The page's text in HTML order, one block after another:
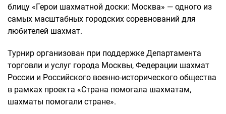
блицу «Герои шахматной доски: Москва» — одного из
самых масштабных городских соревнований для
любителей шахмат.
Турнир организован при поддержке Департамента
торговли и услуг города Москвы, Федерации шахмат
России и Российского военно-исторического общества
в рамках проекта «Страна помогала шахматам,
шахматы помогали стране».